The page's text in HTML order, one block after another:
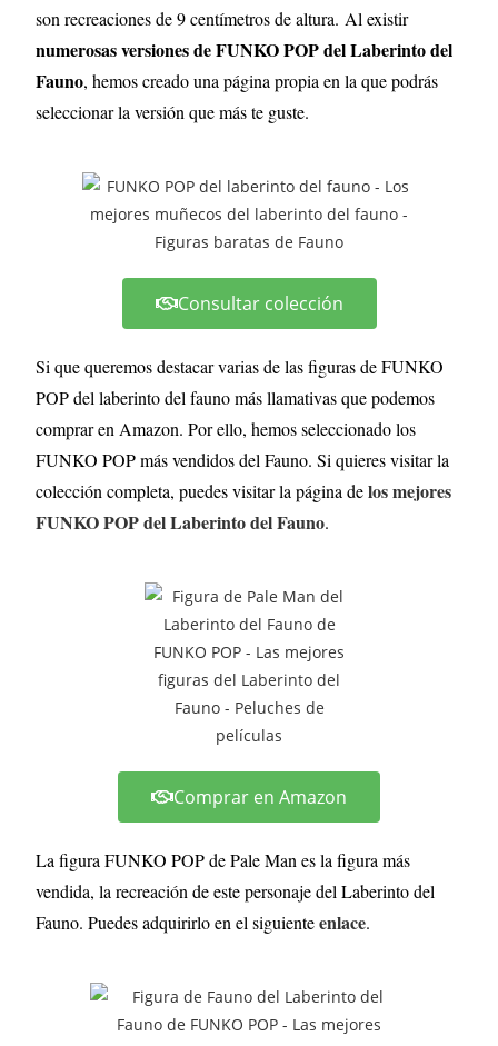
son recreaciones de 9 centímetros de altura. Al existir
numerosas versiones de FUNKO POP del Laberinto del
Fauno, hemos creado una página propia en la que podrás
seleccionar la versión que más te guste.
Consultar colección
Si que queremos destacar varias de las figuras de FUNKO
POP del laberinto del fauno más llamativas que podemos
comprar en Amazon. Por ello, hemos seleccionado los
FUNKO POP más vendidos del Fauno. Si quieres visitar la
colección completa, puedes visitar la página delos mejores
FUNKO POP del Laberinto del Fauno.
Comprar en Amazon
La figura FUNKO POP de Pale Man es la figura más
vendida, la recreación de este personaje del Laberinto del
Fauno. Puedes adquirirlo en el siguienteenlace.